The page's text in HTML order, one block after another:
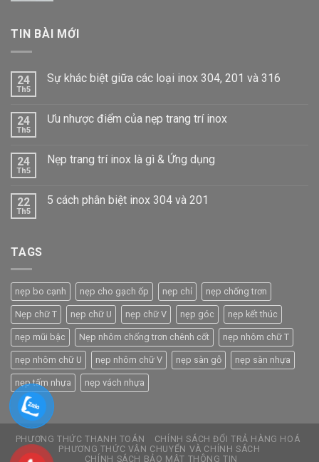
TIN BÀI MỚI
24
Th5
Sự khác biệt giữa các loại inox 304, 201 và 316
24
Th5
Ưu nhược điểm của nẹp trang trí inox
24
Th5
Nẹp trang trí inox là gì & Ứng dụng
22
Th5
5 cách phân biệt inox 304 và 201
TAGS
nẹp bo cạnh nẹp cho gạch ốp nẹp chỉ nẹp chống trơn
Nẹp chữ T nẹp chữ U nẹp chữ V nẹp góc nẹp kết thúc
nẹp mũi bậc Nẹp nhôm chống trơn chênh cốt nẹp nhôm chữ T
nẹp nhôm chữ U nẹp nhôm chữ V nẹp sàn gỗ nẹp sàn nhựa
nẹp tấm nhựa nẹp vách nhựa
PHƯƠNG THỨC THANH TOÁN
CHÍNH SÁCH ĐỔI TRẢ HÀNG HOÁ
PHƯƠNG THỨC VẬN CHUYỂN VÀ CHÍNH SÁCH
CHÍNH SÁCH BẢO MẬT THÔNG TIN